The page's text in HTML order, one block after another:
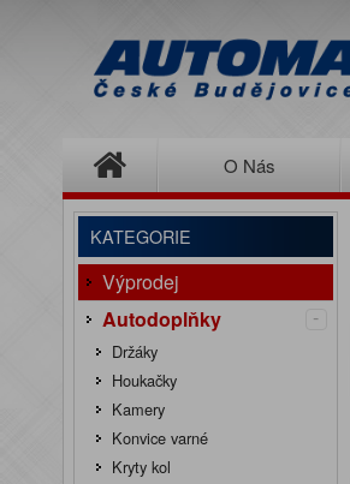
O Nás
KATEGORIE
Výprodej
Autodoplňky
-
Držáky
Houkačky
Kamery
Konvice varné
Kryty kol